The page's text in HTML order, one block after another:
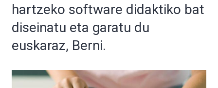
hartzeko software didaktiko bat
diseinatu eta garatu du
euskaraz, Berni.